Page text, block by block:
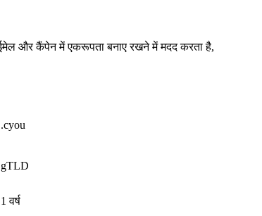
और कैंपेन में एकरूपता बनाए रखने में मदद करता है,
.cyou
gTLD
1 वर्ष